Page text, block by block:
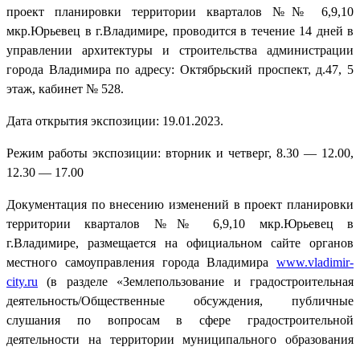
проект планировки территории кварталов №№ 6,9,10
мкр.Юрьевец в г.Владимире, проводится в течение 14 дней в
управлении архитектуры и строительства администрации
города Владимира по адресу: Октябрьский проспект, д.47, 5
этаж, кабинет № 528.
Дата открытия экспозиции: 19.01.2023.
Режим работы экспозиции: вторник и четверг, 8.30 — 12.00,
12.30 — 17.00
Документация по внесению изменений в проект планировки
территории кварталов №№ 6,9,10 мкр.Юрьевец в
г.Владимире, размещается на официальном сайте органов
местного самоуправления города Владимира www.vladimir-
city.ru (в разделе «Землепользование и градостроительная
деятельность/Общественные обсуждения, публичные
слушания по вопросам в сфере градостроительной
деятельности на территории муниципального образования